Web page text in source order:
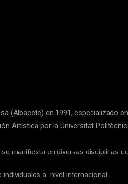
(Albacete) en 1991, especializado
Artística por la Universitat
manifiesta en diversas disciplinas
a nivel internacional.